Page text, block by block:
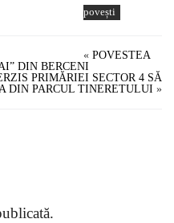
povești
« POVESTEA
DIN BERCENI
PRIMĂRIEI SECTOR 4 SĂ
DIN PARCUL TINERETULUI »